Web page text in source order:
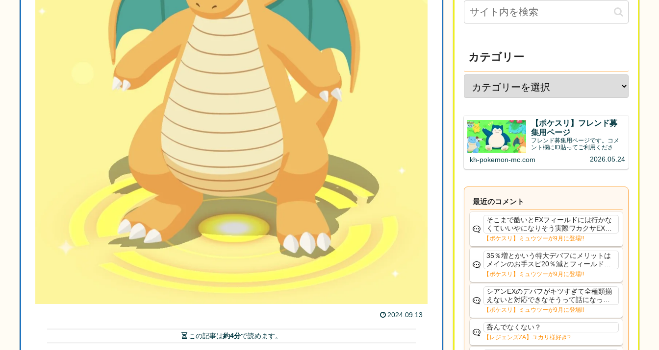
2024.09.13
この記事は約4分で読めます。
カテゴリー
【ポケスリ】フレンド募
集用ページ
フレンド募集用ページです。コメ
ント欄にID貼ってご利用くださ
kh-pokemon-mc.com 2026.05.24
最近のコメント
そこまで酷いとEXフィールドには行かな
くていいやになりそう実際ワカクサEXで
さえあんまり行ってないや
【ポケスリ】ミュウツーが9月に登場!!
35％増とかいう特大デバフにメリットは
メインのお手スピ20％減とフィールド効
果のみフェアリーノーマルとか引いたら
まともに料理も作れないし終わり控えめ
に言ってカス
【ポケスリ】ミュウツーが9月に登場!!
シアンEXのデバフがキツすぎて全種類揃
えないと対応できなそうって話になって
るわ
【ポケスリ】ミュウツーが9月に登場!!
呑んでなくない？
【レジェンズZA】ユカリ様好き?